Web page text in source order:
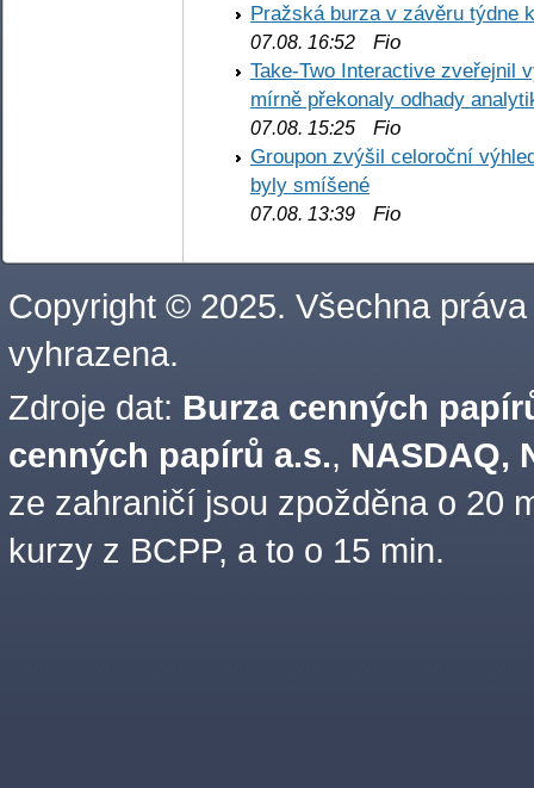
Pražská burza v závěru týdne
07.08. 16:52 Fio
Take-Two Interactive zveřejnil
mírně překonaly odhady
07.08. 15:25 Fio
Groupon zvýšil celoroční
byly smíšené
07.08. 13:39 Fio
Copyright © 2025. Všechna práva
vyhrazena.
Zdroje dat: Burza cenných
cenných papírů a.s., NASDAQ,
ze zahraničí jsou zpožděna o 20
kurzy z BCPP, a to o 15 min.